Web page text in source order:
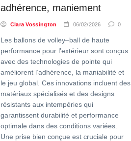
adhérence, maniement
Clara Vossington 06/02/2026 0
Les ballons de volley–ball de haute
performance pour l’extérieur sont conçus
avec des technologies de pointe qui
améliorent l’adhérence, la maniabilité et
le jeu global. Ces innovations incluent des
matériaux spécialisés et des designs
résistants aux intempéries qui
garantissent durabilité et performance
optimale dans des conditions variées.
Une prise bien conçue est cruciale pour